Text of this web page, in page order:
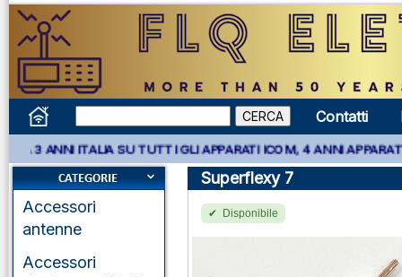
Contatti
SU TUTTI GLI APPARATI ICOM, 4 ANNI APPARATI KENWOOD
Accessori
antenne
Accessori
Superflexy 7
Disponibile